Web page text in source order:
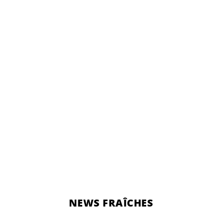
NEWS FRAÎCHES